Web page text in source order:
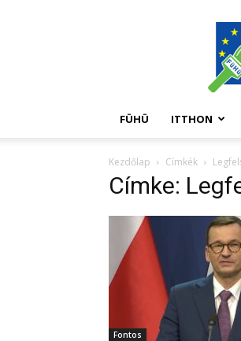
FÜHÜ ITTHON
Kezdőlap Címkék
Címke:
Fontos